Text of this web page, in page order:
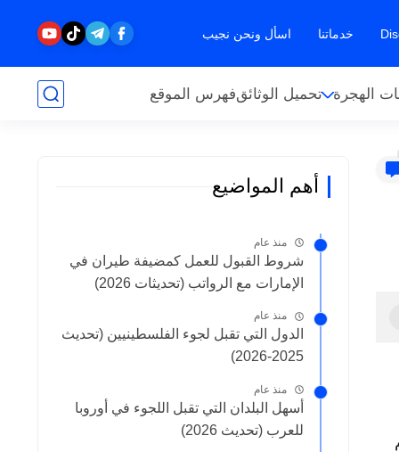
خدماتنا اسأل ونحن نجيب
الهجرة تحميل الوثائقفهرس الموقع
أهم المواضيع
منذ عام
شروط القبول للعمل كمضيفة طيران في
الإمارات مع الرواتب (تحديثات 2026)
منذ عام
الدول التي تقبل لجوء الفلسطينيين (تحديث
2025-2026)
منذ عام
أسهل البلدان التي تقبل اللجوء في أوروبا
للعرب (تحديث 2026)